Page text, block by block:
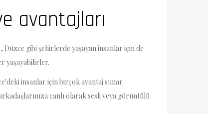
avantajları
gibi şehirlerde yaşayan insanlar için de
yaşayabilirler.
insanlar için birçok avantaj sunar.
canlı olarak sesli veya görüntülü